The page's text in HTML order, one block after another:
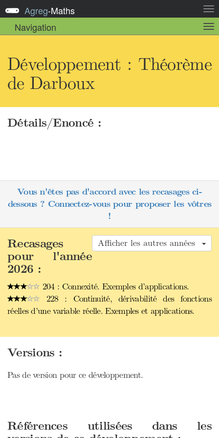
la
Agreg-Maths
Navigation
la
Développement : Théorème
de Darboux
Détails/Enoncé :
Vous n'êtes pas d'accord avec les recasages ci-
dessous ? Connectez-vous pour proposer les vôtres
!
Afficher les autres années
Recasages
pour l'année
2026 :
204 : Connexité. Exemples d’applications.
228 : Continuité, dérivabilité des fonctions
réelles d’une variable réelle. Exemples et applications.
Versions :
Pas de version pour ce développement.
Références utilisées dans les